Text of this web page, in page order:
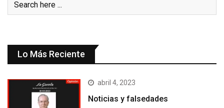
Lo Más Reciente
abril 4, 2023
Noticias y falsedades